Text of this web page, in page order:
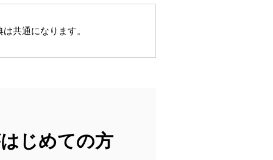
共通になります。
じめての方